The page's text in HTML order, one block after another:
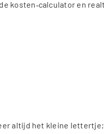
kosten‑calculator en
altijd het kleine